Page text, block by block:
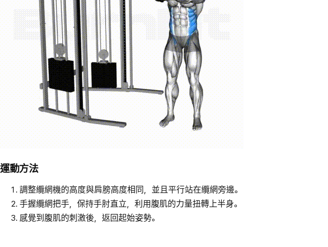
運動方法
調整纜網機的高度與肩膀高度相同，並且平行站在纜網旁邊。
手握纜網把手，保持手肘直立，利用腹肌的力量扭轉上半身。
感覺到腹肌的刺激後，返回起始姿勢。